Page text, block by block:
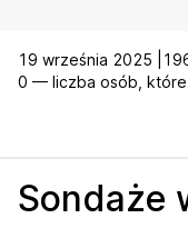
19 września 2025 |
0 — liczba osób, które
Sondaże